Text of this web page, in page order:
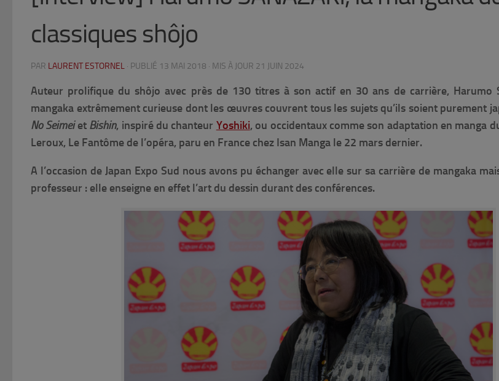
classiques shôjo
PAR LAURENT ESTORNEL · PUBLIÉ 13 MAI 2018 · MIS À JOUR 21 JUIN 2024
Auteur prolifique du shôjo avec près de 130 titres à son actif en 30 ans de carrière, Harumo
mangaka extrêmement curieuse dont les œuvres couvrent tous les sujets qu’ils soient purement
No Seimeiet Bishin, inspiré du chanteur Yoshiki, ou occidentaux comme son adaptation en manga
Leroux, Le Fantôme de l’opéra, paru en France chez Isan Manga le 22 mars dernier.
A l’occasion de Japan Expo Sud nous avons pu échanger avec elle sur sa carrière de mangaka
professeur : elle enseigne en effet l’art du dessin durant des conférences.